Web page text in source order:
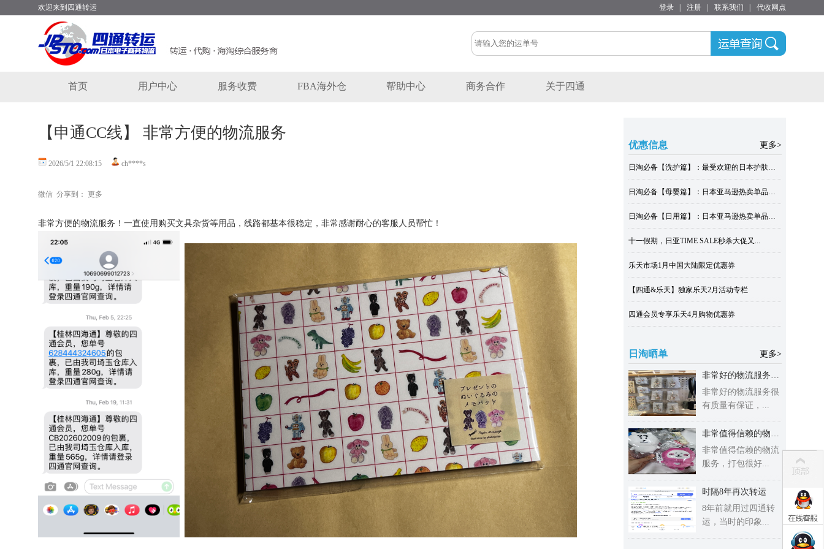
欢迎来到四通转运 登录 注册 联系我们 代收网点
首页 用户中心 服务收费 FBA海外仓 帮助中心 商务合作 关于四通
【 申通CC线 】 非常方便的物流服务
2026/5/1 22:08:15 ch****s
分享到：
微信 更多
非常方便的物流服务！一直使用购买文具杂货等用品，线路都基本很稳定，非常感谢耐心的客服人员帮忙！
优惠信息 更多>
日淘必备【洗护篇】：最受欢迎的日本护肤单品
日淘必备【母婴篇】：日本亚马逊热卖单品大全
日淘必备【日用篇】：日本亚马逊热卖单品大全
十一假期，日亚TIME SALE秒杀大促又...
乐天市场1月中国大陆限定优惠券
【四通&乐天】独家乐天2月活动专栏
四通会员专享乐天4月购物优惠券
日淘晒单 更多>
非常好的物流服务很有质量有保证
非常好的物流服务很
有质量有保证，...
非常值得信赖的物流服务
非常值得信赖的物流
服务，打包很好...
时隔8年再次转运
8年前就用过四通转
运，当时的印象...